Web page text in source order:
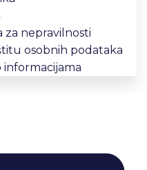
za nepravilnosti
osobnih podataka
informacijama